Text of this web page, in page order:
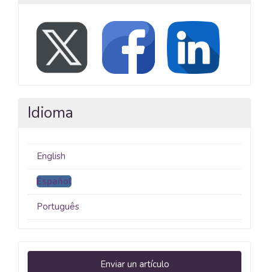
Idioma
English
Español
Português
Enviar
Enviar un artículo